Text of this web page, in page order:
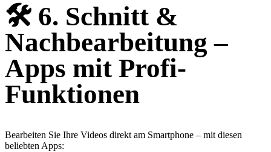
🛠️ 6. Schnitt &
Nachbearbeitung –
Apps mit Profi-
Funktionen
Bearbeiten Sie Ihre Videos direkt am Smartphone – mit diesen
beliebten Apps: